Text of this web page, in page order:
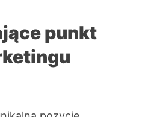
punkt